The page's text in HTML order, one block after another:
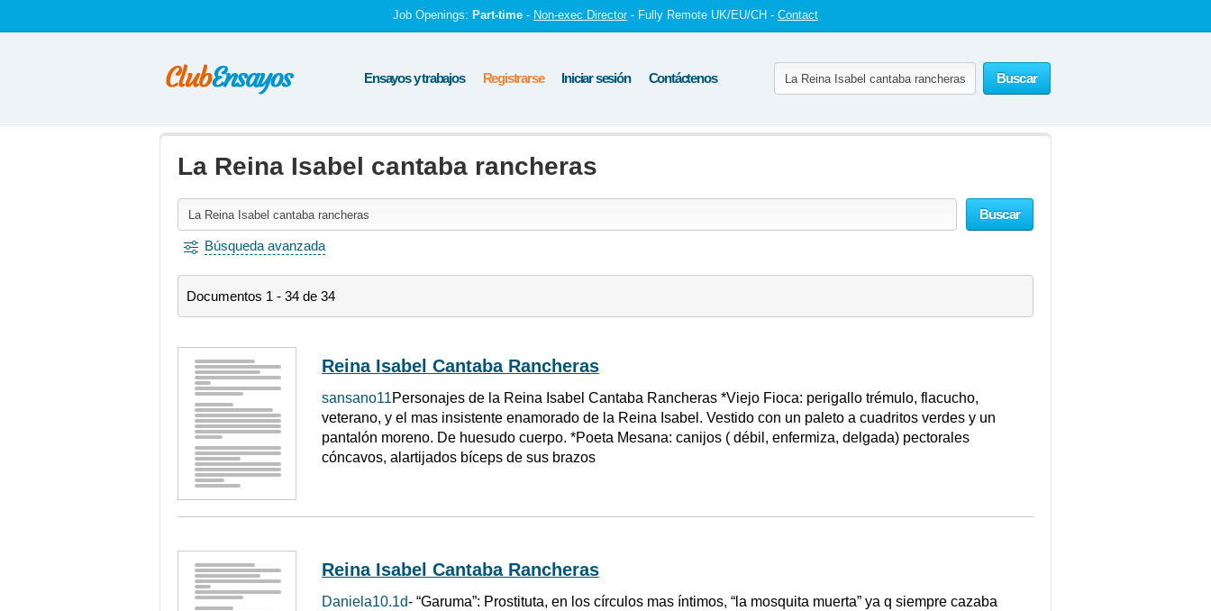
Job Openings: Part-time - Non-exec Director - Fully Remote UK/EU/CH - Contact
Buscar
Ensayos y trabajos Registrarse Iniciar sesión Contáctenos
La Reina Isabel cantaba rancheras
Buscar
Búsqueda avanzada
Documentos 1 - 34 de 34
Reina Isabel Cantaba Rancheras
sansano11Personajes de la Reina Isabel Cantaba Rancheras *Viejo Fioca: perigallo trémulo, flacucho,
veterano, y el mas insistente enamorado de la Reina Isabel. Vestido con un paleto a cuadritos verdes y un
pantalón moreno. De huesudo cuerpo. *Poeta Mesana: canijos ( débil, enfermiza, delgada) pectorales
cóncavos, alartijados bíceps de sus brazos
Reina Isabel Cantaba Rancheras
Daniela10.1d- “Garuma”: Prostituta, en los círculos mas íntimos, “la mosquita muerta” ya q siempre cazaba